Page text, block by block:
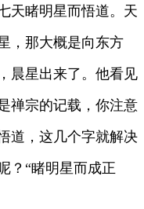
天睹明星而悟道。天
，那大概是向东方
晨星出来了。他看见
禅宗的记载，你注意
道，这几个字就解决
？“睹明星而成正